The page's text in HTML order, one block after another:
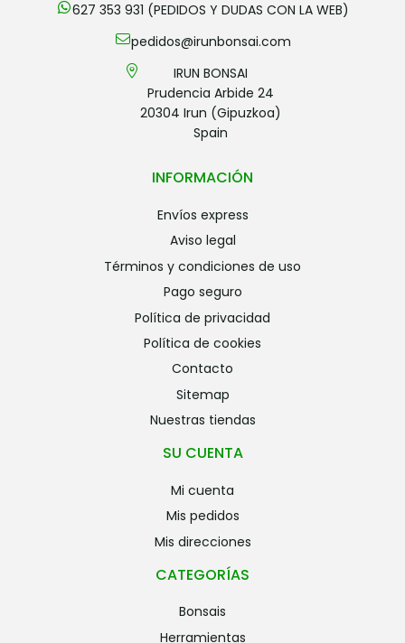
627 353 931 (PEDIDOS Y DUDAS CON LA WEB)
pedidos@irunbonsai.com
IRUN BONSAI
Prudencia Arbide 24
20304 Irun (Gipuzkoa)
Spain
INFORMACIÓN
envíos express
aviso legal
términos y condiciones de uso
pago seguro
política de privacidad
política de cookies
contacto
sitemap
nuestras tiendas
SU CUENTA
mi cuenta
mis pedidos
mis direcciones
CATEGORÍAS
bonsais
herramientas